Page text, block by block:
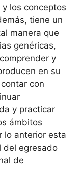
y los conceptos
tiene un
manera que
genéricas,
y
en su
con
y practicar
ámbitos
lo anterior esta
del egresado
de